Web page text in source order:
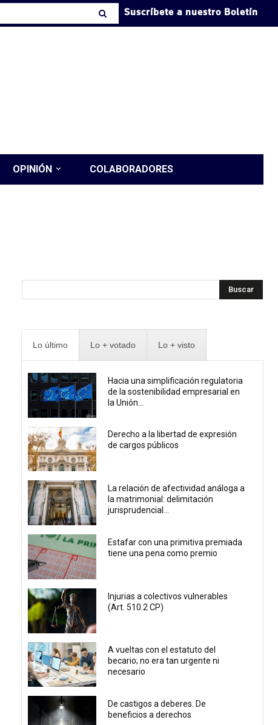
Suscríbete a nuestro Boletín
OPINIÓN COLABORADORES
Buscar
Lo último Lo + votado Lo + visto
Hacia una simplificación regulatoria
de la sostenibilidad empresarial en
la Unión...
Derecho a la libertad de expresión
de cargos públicos
La relación de afectividad análoga a
la matrimonial: delimitación
jurisprudencial...
Estafar con una primitiva premiada
tiene una pena como premio
Injurias a colectivos vulnerables
(Art. 510.2 CP)
A vueltas con el estatuto del
becario; no era tan urgente ni
necesario
De castigos a deberes. De
beneficios a derechos